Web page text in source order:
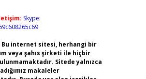
Skype:
Bu internet sitesi, herhangi bir
veya şahıs şirketi ile hiçbir
Sitede yalnızca
makaleler